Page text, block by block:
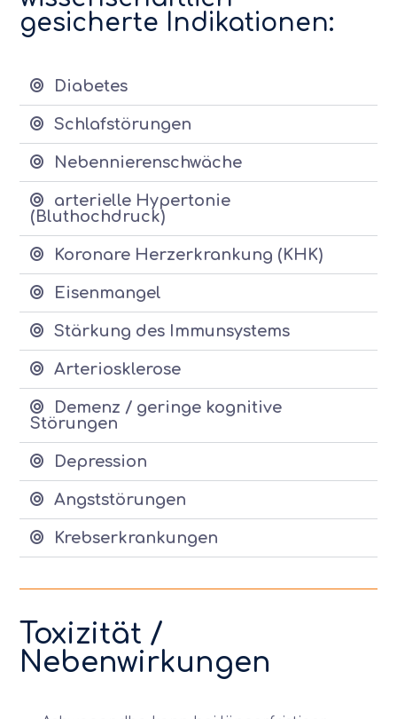
gesicherte Indikationen:
Diabetes
Schlafstörungen
Nebennierenschwäche
arterielle Hypertonie
(Bluthochdruck)
Koronare Herzerkrankung (KHK)
Eisenmangel
Stärkung des Immunsystems
Arteriosklerose
Demenz / geringe kognitive
Störungen
Depression
Angststörungen
Krebserkrankungen
Toxizität /
Nebenwirkungen